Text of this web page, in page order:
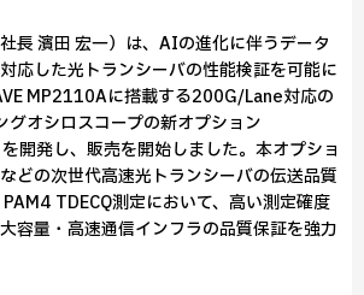
長 濱田 宏一）は、AIの進化に伴うデータ
応した光トランシーバの性能検証を可能に
MP2110Aに搭載する200G/Lane対応の
オシロスコープの新オプション
開発し、販売を開始しました。本オプショ
どの次世代高速光トランシーバの伝送品質
TDECQ測定において、高い測定確度
容量・高速通信インフラの品質保証を強力